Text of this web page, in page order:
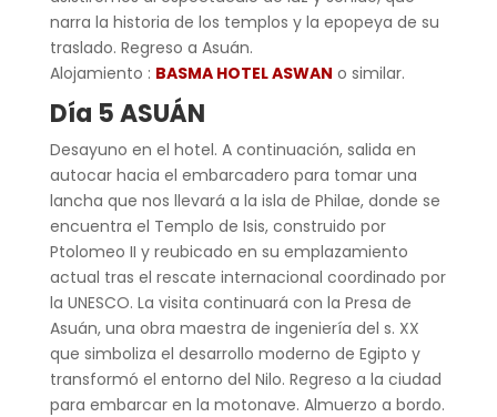
narra la historia de los templos y la epopeya de su
traslado. Regreso a Asuán.
Alojamiento : BASMA HOTEL ASWAN o similar.
Día 5 ASUÁN
Desayuno en el hotel. A continuación, salida en
autocar hacia el embarcadero para tomar una
lancha que nos llevará a la isla de Philae, donde se
encuentra el Templo de Isis, construido por
Ptolomeo II y reubicado en su emplazamiento
actual tras el rescate internacional coordinado por
la UNESCO. La visita continuará con la Presa de
Asuán, una obra maestra de ingeniería del s. XX
que simboliza el desarrollo moderno de Egipto y
transformó el entorno del Nilo. Regreso a la ciudad
para embarcar en la motonave. Almuerzo a bordo.